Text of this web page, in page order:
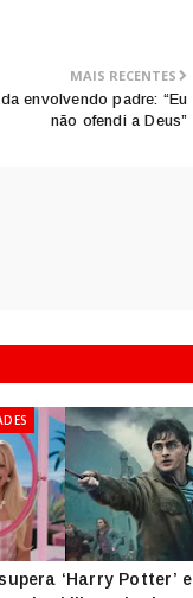
MAIS RECENTES
envolvendo padre: “Eu
não ofendi a Deus”
supera ‘Harry Potter’ e